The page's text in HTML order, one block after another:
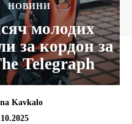
НОВИНИ
молодих
за кордон за
Telegraph
Kavkalo